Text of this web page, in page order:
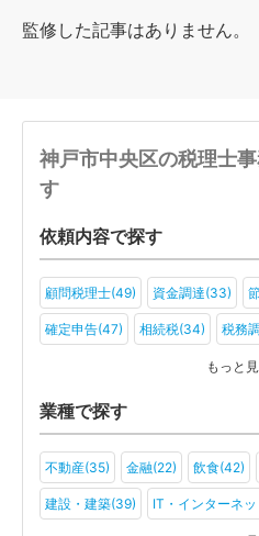
監修した記事はありません。
神戸市中央区の税理士
す
依頼内容で探す
顧問税理士(49) 資金調達(33)
確定申告(47) 相続税(34) 税務
もっと
業種で探す
不動産(35) 金融(22) 飲食(42)
建設・建築(39) IT・インターネ